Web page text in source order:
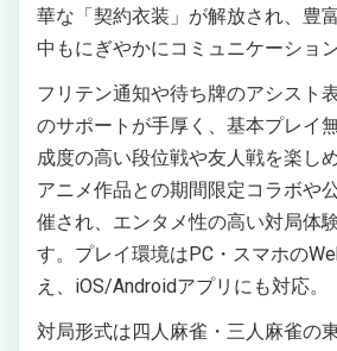
華な「契約衣装」が解放され、豊
中もにぎやかにコミュニケーショ
フリテン通知や待ち牌のアシスト
のサポートが手厚く、基本プレイ
成度の高い段位戦や友人戦を楽し
アニメ作品との期間限定コラボや
催され、エンタメ性の高い対局体
す。プレイ環境はPC・スマホの
え、iOS/Androidアプリにも対応。
対局形式は四人麻雀・三人麻雀の